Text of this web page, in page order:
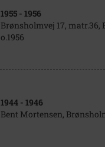
1955 - 1956
Brønsholmvej 17, matr.36,
o.1956
1944 - 1946
Bent Mortensen,